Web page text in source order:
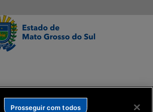
Prosseguir com todos